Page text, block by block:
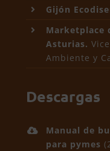
Gijón
Marketplace
Asturias.
Ambiente y
Descargas
Manual de
para pymes